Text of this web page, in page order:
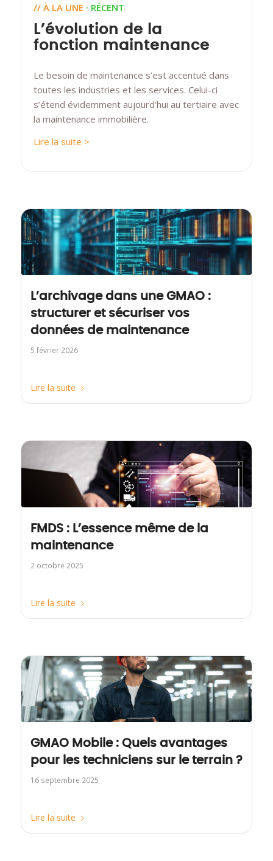
// À LA UNE · RÉCENT
L’évolution de la
fonction maintenance
Le besoin de maintenance s’est accentué dans
toutes les industries et les services. Celui-ci
s’étend évidemment aujourd’hui au tertiaire avec
la maintenance immobilière.
Lire la suite >
L’archivage dans une GMAO :
structurer et sécuriser vos
données de maintenance
5 février 2026
Lire la suite
FMDS : L’essence même de la
maintenance
2 octobre 2025
Lire la suite
GMAO Mobile : Quels avantages
pour les techniciens sur le terrain ?
16 septembre 2025
Lire la suite